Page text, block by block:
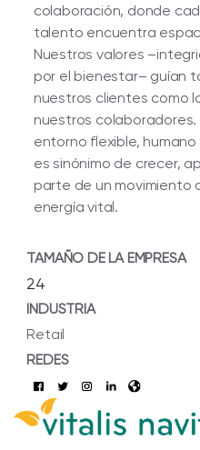
colaboración, donde
talento encuentra
Nuestros valores
por el bienestar– guían
nuestros clientes como
nuestros
entorno flexible,
es sinónimo de crecer,
parte de un movimiento
energía vital.
TAMAÑO DE LA EMPRESA
24
INDUSTRIA
Retail
REDES